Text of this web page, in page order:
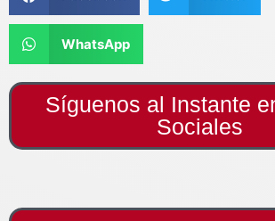
WhatsApp
Síguenos al Instante
Sociales